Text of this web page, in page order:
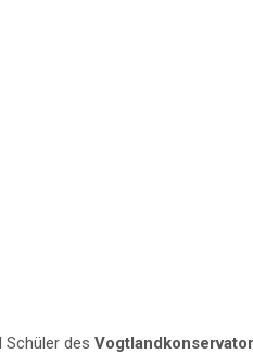
Schüler des